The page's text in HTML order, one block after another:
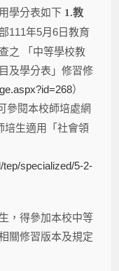
學分表如下 1.教
111年5月6日教育
之 「中等學校教
及學分表」修習修
）
參閱本校師培處網
培生適用「社會領
specialized/5-2-
，得參加本校中等
關修習版本及規定